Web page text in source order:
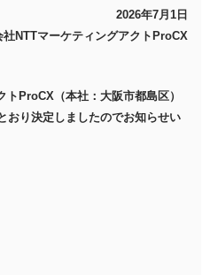
2026年7月1日
社NTTマーケティングアクトProCX
ProCX（本社：大阪市都島区）
おり決定しましたのでお知らせい